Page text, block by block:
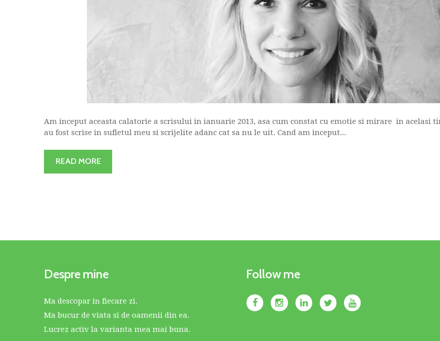
Am inceput aceasta calatorie a scrisului in ianuarie 2013, asa cum constat cu emotie si mirare in acelasi
au fost scrise in sufletul meu si scrijelite adanc cat sa nu le uit. Cand am inceput...
READ MORE
Despre mine
Ma descopar in fiecare zi.
Ma bucur de viata si de oamenii din ea.
Lucrez activ la varianta mea mai buna.
Follow me